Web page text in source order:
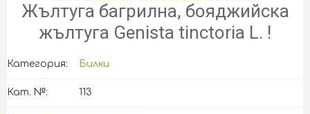
Жълтуга багрилна, бояджийска
жълтуга Genista tinctoria L. !
Категория: Билки
Кат. №: 113